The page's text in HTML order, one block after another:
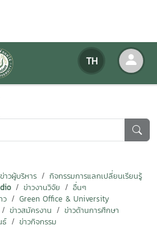
TH
ข่าวผู้บริหาร
กิจกรรมการแลกเปลี่ยนเรียนรู้
ข่าวงานวิจัย
อื่นๆ
ว
Green Office & University
ข่าวสมัครงาน
ข่าวด้านการศึกษา
ธ์ ข่าวกิจกรรม